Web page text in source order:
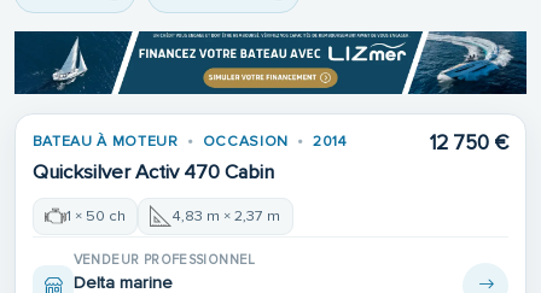
BATEAU À MOTEUR OCCASION 2014
Quicksilver Activ 470 Cabin
12 750 €
1 × 50 ch 4,83 m × 2,37 m
VENDEUR PROFESSIONNEL
Delta marine